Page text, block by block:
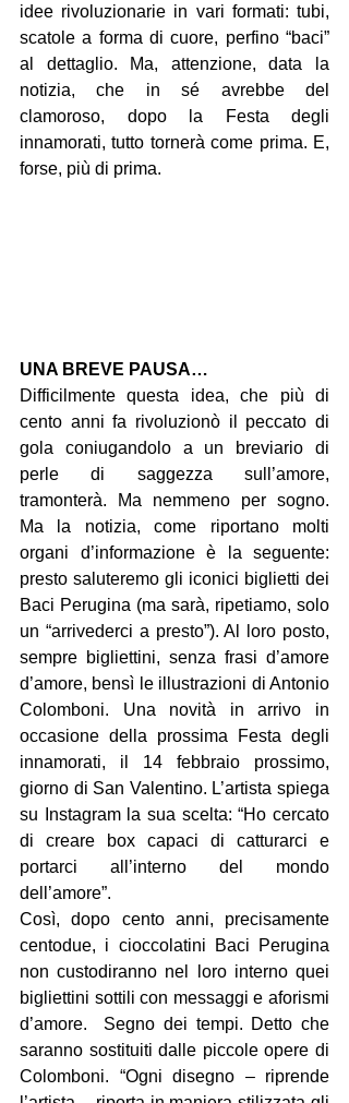
idee rivoluzionarie in vari formati: tubi,
scatole a forma di cuore, perfino “baci”
al dettaglio. Ma, attenzione, data la
notizia, che in sé avrebbe del
clamoroso, dopo la Festa degli
innamorati, tutto tornerà come prima. E,
forse, più di prima.
UNA BREVE PAUSA…
Difficilmente questa idea, che più di
cento anni fa rivoluzionò il peccato di
gola coniugandolo a un breviario di
perle di saggezza sull’amore,
tramonterà. Ma nemmeno per sogno.
Ma la notizia, come riportano molti
organi d’informazione è la seguente:
presto saluteremo gli iconici biglietti dei
Baci Perugina (ma sarà, ripetiamo, solo
un “arrivederci a presto”). Al loro posto,
sempre bigliettini, senza frasi d’amore
d’amore, bensì le illustrazioni di Antonio
Colomboni. Una novità in arrivo in
occasione della prossima Festa degli
innamorati, il 14 febbraio prossimo,
giorno di San Valentino. L’artista spiega
su Instagram la sua scelta: “Ho cercato
di creare box capaci di catturarci e
portarci all’interno del mondo
dell’amore”.
Così, dopo cento anni, precisamente
centodue, i cioccolatini Baci Perugina
non custodiranno nel loro interno quei
bigliettini sottili con messaggi e aforismi
d’amore.  Segno dei tempi. Detto che
saranno sostituiti dalle piccole opere di
Colomboni. “Ogni disegno – riprende